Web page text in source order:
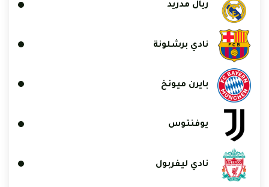
ريال مدريد
نادي برشلونة
بايرن ميونخ
يوفنتوس
نادي ليفربول